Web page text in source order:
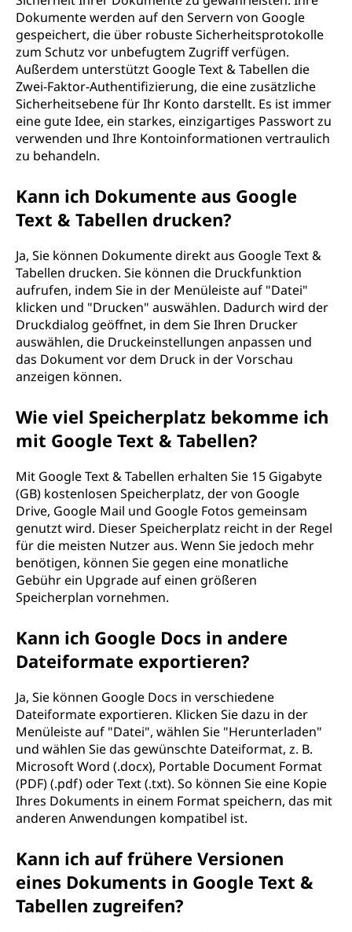
Dokumente werden auf den Servern von Google
gespeichert, die über robuste Sicherheitsprotokolle
zum Schutz vor unbefugtem Zugriff verfügen.
Außerdem unterstützt Google Text & Tabellen die
Zwei-Faktor-Authentifizierung, die eine zusätzliche
Sicherheitsebene für Ihr Konto darstellt. Es ist immer
eine gute Idee, ein starkes, einzigartiges Passwort zu
verwenden und Ihre Kontoinformationen vertraulich
zu behandeln.
Kann ich Dokumente aus Google
Text & Tabellen drucken?
Ja, Sie können Dokumente direkt aus Google Text &
Tabellen drucken. Sie können die Druckfunktion
aufrufen, indem Sie in der Menüleiste auf "Datei"
klicken und "Drucken" auswählen. Dadurch wird der
Druckdialog geöffnet, in dem Sie Ihren Drucker
auswählen, die Druckeinstellungen anpassen und
das Dokument vor dem Druck in der Vorschau
anzeigen können.
Wie viel Speicherplatz bekomme ich
mit Google Text & Tabellen?
Mit Google Text & Tabellen erhalten Sie 15 Gigabyte
(GB) kostenlosen Speicherplatz, der von Google
Drive, Google Mail und Google Fotos gemeinsam
genutzt wird. Dieser Speicherplatz reicht in der Regel
für die meisten Nutzer aus. Wenn Sie jedoch mehr
benötigen, können Sie gegen eine monatliche
Gebühr ein Upgrade auf einen größeren
Speicherplan vornehmen.
Kann ich Google Docs in andere
Dateiformate exportieren?
Ja, Sie können Google Docs in verschiedene
Dateiformate exportieren. Klicken Sie dazu in der
Menüleiste auf "Datei", wählen Sie "Herunterladen"
und wählen Sie das gewünschte Dateiformat, z. B.
Microsoft Word (.docx), Portable Document Format
(PDF) (.pdf) oder Text (.txt). So können Sie eine Kopie
Ihres Dokuments in einem Format speichern, das mit
anderen Anwendungen kompatibel ist.
Kann ich auf frühere Versionen
eines Dokuments in Google Text &
Tabellen zugreifen?